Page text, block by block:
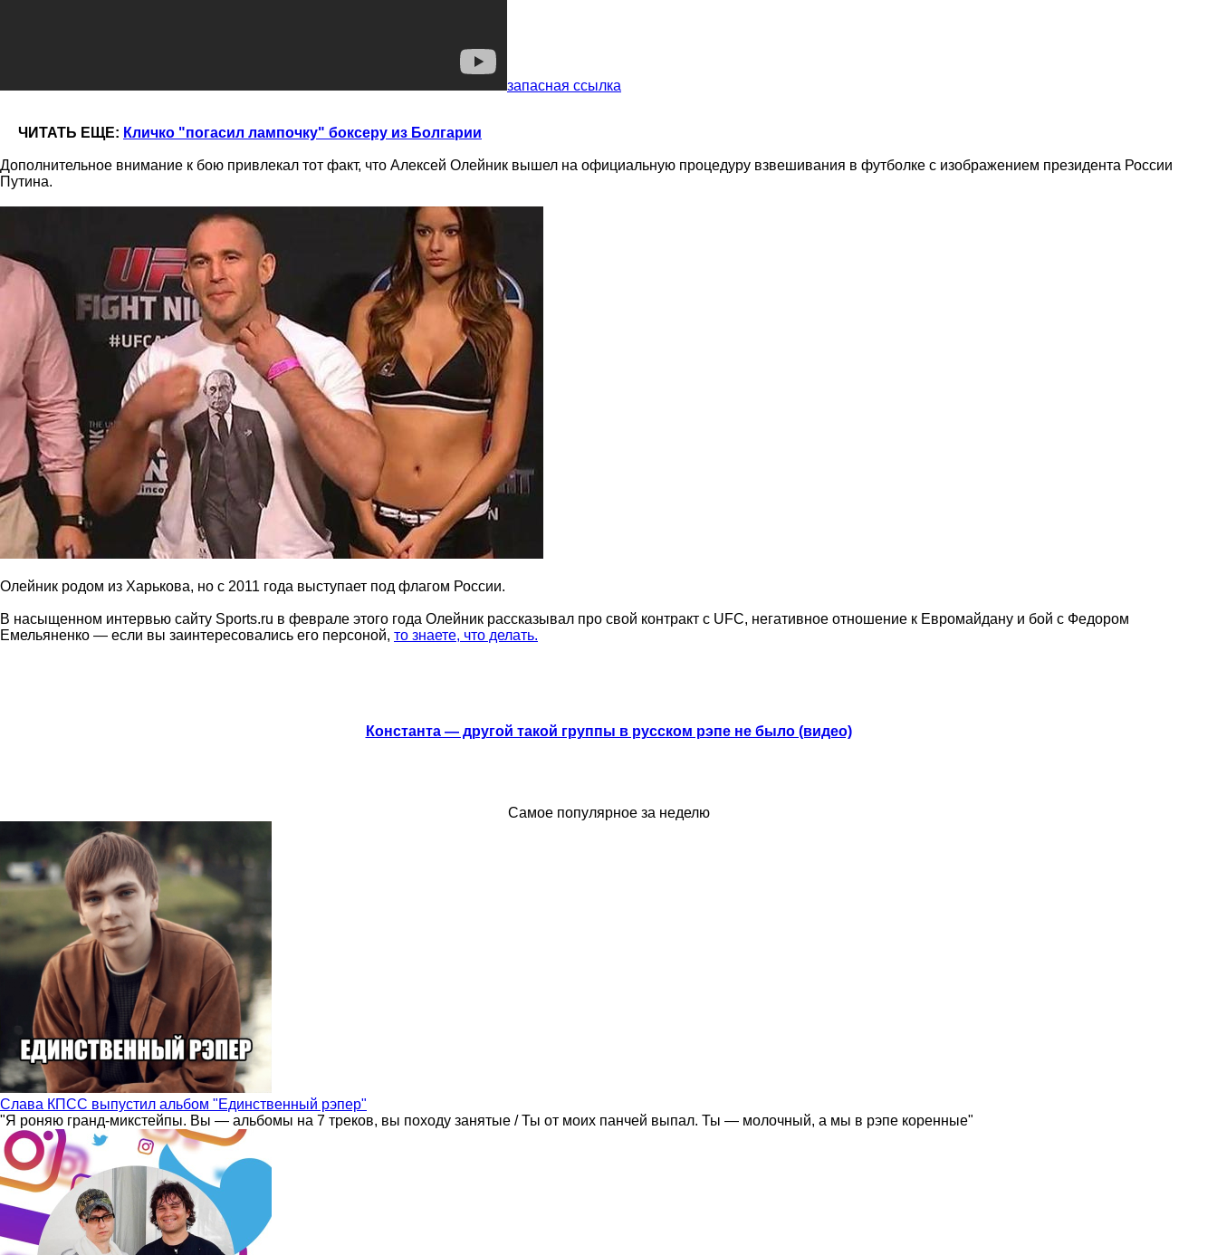
запасная ссылка
ЧИТАТЬ ЕЩЕ: Кличко "погасил лампочку" боксеру из Болгарии
Дополнительное внимание к бою привлекал тот факт, что Алексей Олейник вышел на официальную процедуру взвешивания в футболке с изображением президента России
Путина.
Олейник родом из Харькова, но с 2011 года выступает под флагом России.
В насыщенном интервью сайту Sports.ru в феврале этого года Олейник рассказывал про свой контракт с UFC, негативное отношение к Евромайдану и бой с Федором
Емельяненко — если вы заинтересовались его персоной, то знаете, что делать.
Константа — другой такой группы в русском рэпе не было (видео)
Самое популярное за неделю
Слава КПСС выпустил альбом "Единственный рэпер"
"Я роняю гранд-микстейпы. Вы — альбомы на 7 треков, вы походу занятые / Ты от моих панчей выпал. Ты — молочный, а мы в рэпе коренные"